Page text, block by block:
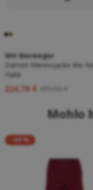
Wir Norweger
Damen Merinojacke We
Haldi
224,78 €
Mohlo
-40 %